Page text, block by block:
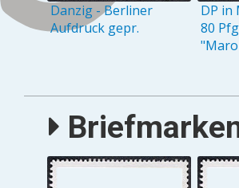
Danzig - Berliner
Aufdruck gepr.
DP in
80